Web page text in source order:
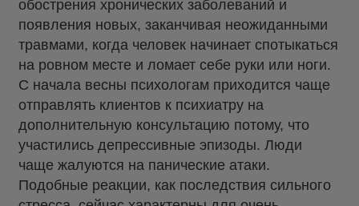
обострения хронических заболеваний и
появления новых, заканчивая неожиданными
травмами, когда человек начинает спотыкаться
на ровном месте и ломает себе руки или ноги.
С начала весны психологам приходится чаще
отправлять клиентов к психиатру на
дополнительную консультацию потому, что
участились депрессивные эпизоды. Люди
чаще жалуются на панические атаки.
Подобные реакции, как последствия сильного